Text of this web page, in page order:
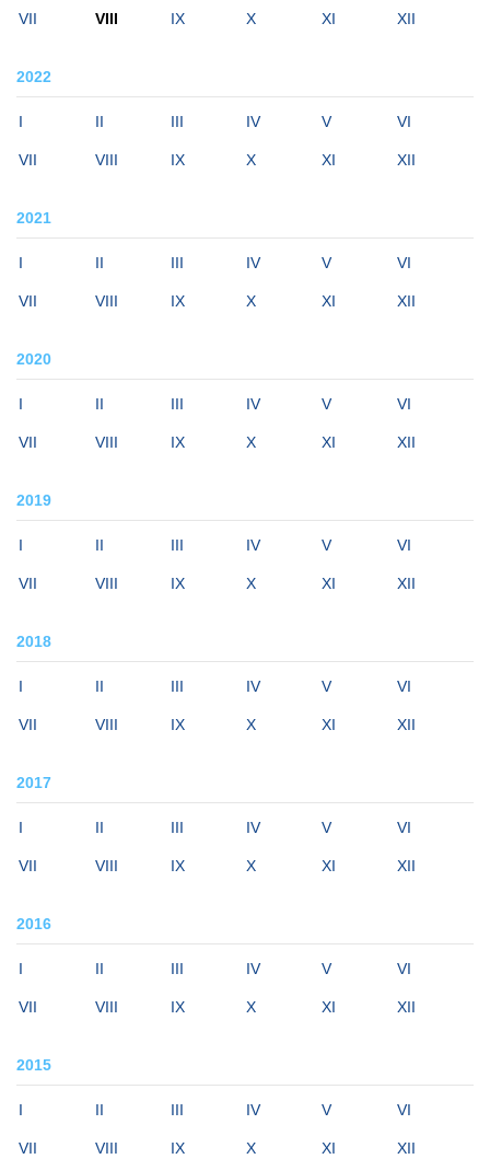
VII VIII IX X XI XII
2022
I II III IV V VI
VII VIII IX X XI XII
2021
I II III IV V VI
VII VIII IX X XI XII
2020
I II III IV V VI
VII VIII IX X XI XII
2019
I II III IV V VI
VII VIII IX X XI XII
2018
I II III IV V VI
VII VIII IX X XI XII
2017
I II III IV V VI
VII VIII IX X XI XII
2016
I II III IV V VI
VII VIII IX X XI XII
2015
I II III IV V VI
VII VIII IX X XI XII